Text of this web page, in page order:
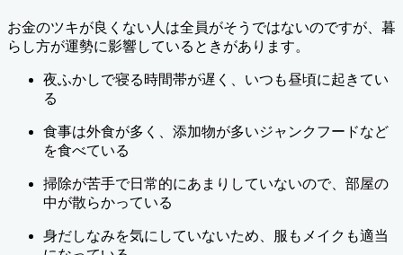
お金のツキが良くない人は全員がそうではないのですが、暮
らし方が運勢に影響しているときがあります。
夜ふかしで寝る時間帯が遅く、いつも昼頃に起きてい
る
食事は外食が多く、添加物が多いジャンクフードなど
を食べている
掃除が苦手で日常的にあまりしていないので、部屋の
中が散らかっている
身だしなみを気にしていないため、服もメイクも適当